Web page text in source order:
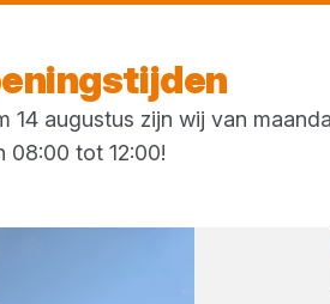
14 augustus zijn wij van
08:00 tot 12:00!